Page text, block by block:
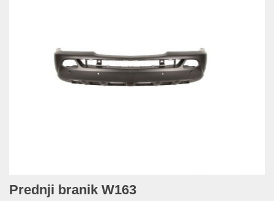
Prednji branik W163